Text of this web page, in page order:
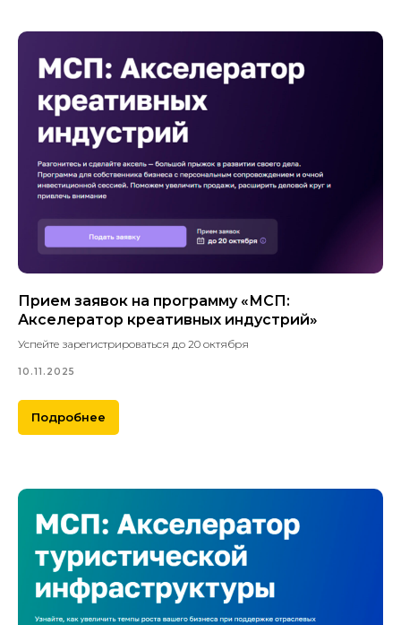
Прием заявок на программу «МСП:
Акселератор креативных индустрий»
Успейте зарегистрироваться до 20 октября
10.11.2025
Подробнее